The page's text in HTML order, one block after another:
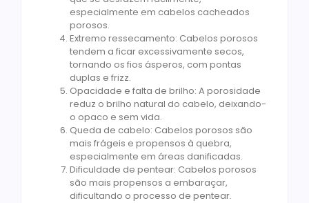
especialmente em cabelos cacheados
porosos.
Extremo ressecamento: Cabelos porosos
tendem a ficar excessivamente secos,
tornando os fios ásperos, com pontas
duplas e frizz.
Opacidade e falta de brilho: A porosidade
reduz o brilho natural do cabelo, deixando-
o opaco e sem vida.
Queda de cabelo: Cabelos porosos são
mais frágeis e propensos à quebra,
especialmente em áreas danificadas.
Dificuldade de pentear: Cabelos porosos
são mais propensos a embaraçar,
dificultando o processo de pentear.